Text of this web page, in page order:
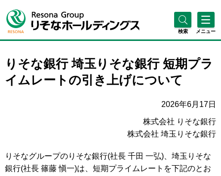
検索 メニュー
りそな銀行 埼玉りそな銀行 短期プラ
イムレートの引き上げについて
2026年6月17日
株式会社 りそな銀行
株式会社 埼玉りそな銀行
りそなグループのりそな銀行(社長 千田 一弘)、埼玉りそな
銀行(社長 篠藤 愼一)は、短期プライムレートを下記のとお